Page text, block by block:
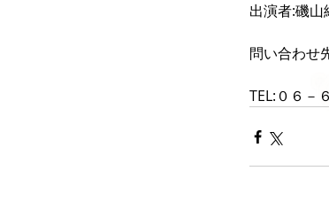
出演者:磯山
問い合わせ
TEL:０６－